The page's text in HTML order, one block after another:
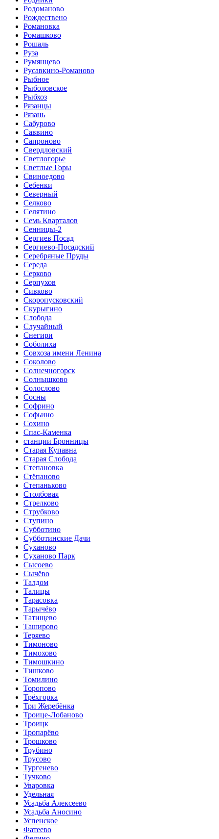
Родоманово
Рождествено
Романовка
Ромашково
Рошаль
Руза
Румянцево
Русавкино-Романово
Рыбное
Рыболовское
Рыбхоз
Рязанцы
Рязань
Сабурово
Саввино
Сапроново
Свердловский
Светлогорье
Светлые Горы
Свиноедово
Себенки
Северный
Селково
Селятино
Семь Кварталов
Сенницы-2
Сергиев Посад
Сергиево-Посадский
Серебряные Пруды
Середа
Серково
Серпухов
Сивково
Скоропусковский
Скурыгино
Слобода
Случайный
Снегири
Соболиха
Совхоза имени Ленина
Соколово
Солнечногорск
Солнышково
Солослово
Сосны
Софрино
Софьино
Сохино
Спас-Каменка
станции Бронницы
Старая Купавна
Старая Слобода
Степановка
Стёпаново
Степаньково
Столбовая
Стрелково
Струбково
Ступино
Субботино
Субботинские Дачи
Суханово
Суханово Парк
Сысоево
Сычёво
Талдом
Талицы
Тарасовка
Тарычёво
Татищево
Таширово
Теряево
Тимоново
Тимохово
Тимошкино
Тишково
Томилино
Торопово
Трёхгорка
Три Жеребёнка
Троице-Лобаново
Троицк
Тропарёво
Трошково
Трубино
Трусово
Тургенево
Тучково
Уваровка
Удельная
Усадьба Алексеево
Усадьба Аносино
Успенское
Фатеево